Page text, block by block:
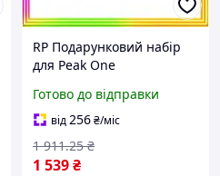
RP Подарунковий набір
для Peak One
7 предметів кераміка для
чайної церемонії яп
PREZ2/G
Готово до відправки
від256₴/міс
1 539₴
1 911.25 ₴